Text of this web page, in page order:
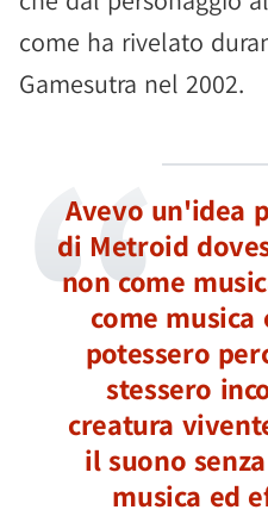
come ha rivelato
Gamesutra nel 2002.
Avevo un'idea
di Metroid
non come
come
potessero
stessero
creatura
il suono
musica ed